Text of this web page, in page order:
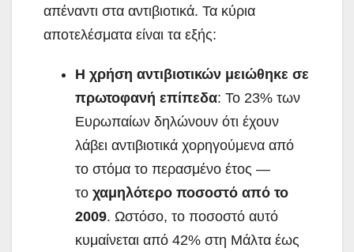
απέναντι στα αντιβιοτικά. Τα κύρια
αποτελέσματα είναι τα εξής:
Η χρήση αντιβιοτικών μειώθηκε σε
πρωτοφανή επίπεδα: Το 23% των
Ευρωπαίων δηλώνουν ότι έχουν
λάβει αντιβιοτικά χορηγούμενα από
το στόμα το περασμένο έτος —
το χαμηλότερο ποσοστό από το
2009. Ωστόσο, το ποσοστό αυτό
κυμαίνεται από 42% στη Μάλτα έως